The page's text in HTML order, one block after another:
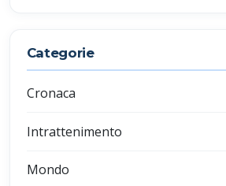
Categorie
Cronaca
Intrattenimento
Mondo